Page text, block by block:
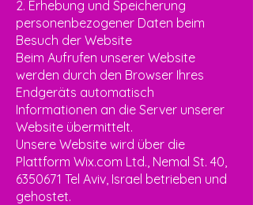
2. Erhebung und Speicherung
personenbezogener Daten beim
Besuch der Website
Beim Aufrufen unserer Website
werden durch den Browser Ihres
Endgeräts automatisch
Informationen an die Server unserer
Website übermittelt.
Unsere Website wird über die
Plattform Wix.com Ltd., Nemal St. 40,
6350671 Tel Aviv, Israel betrieben und
gehostet.